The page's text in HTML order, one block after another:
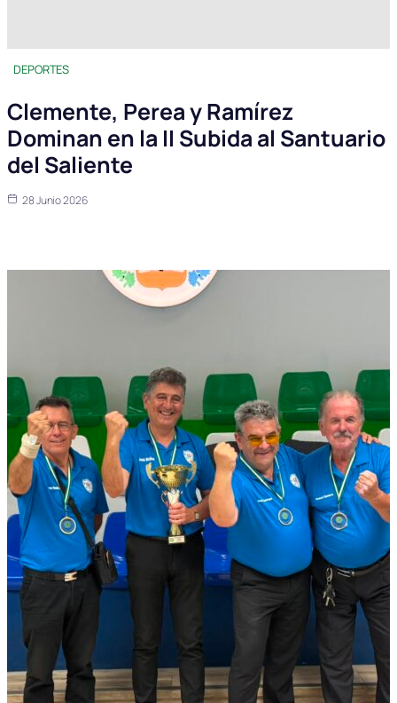
DEPORTES
Clemente, Perea y Ramírez
Dominan en la II Subida al Santuario
del Saliente
28 Junio 2026